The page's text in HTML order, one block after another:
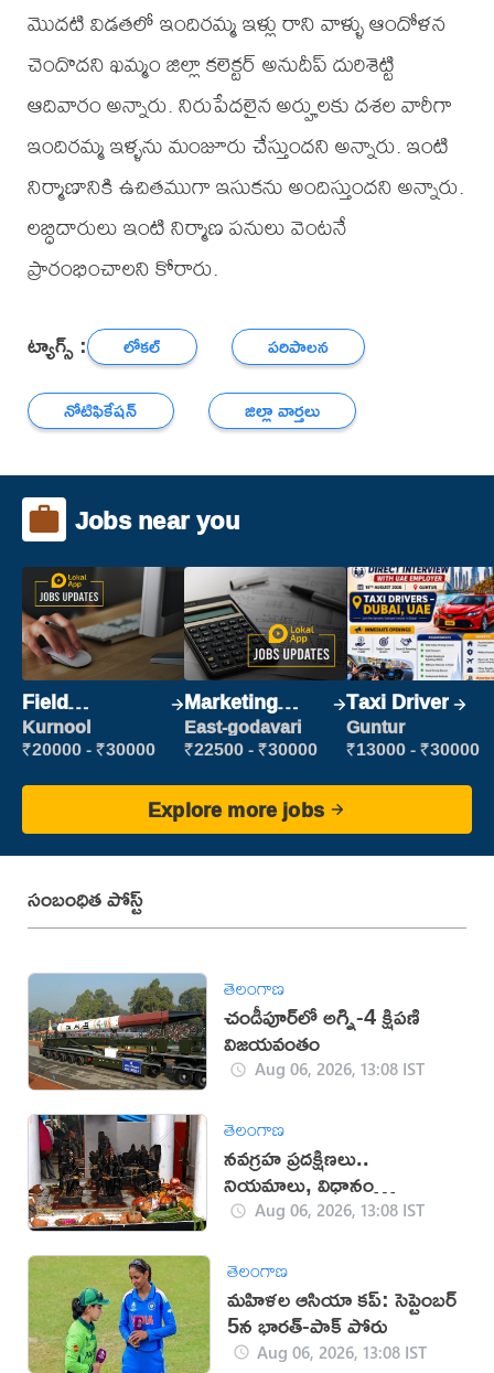
మొదటి విడతలో ఇందిరమ్మ ఇళ్లు రాని వాళ్ళు ఆందోళన
చెందొదని ఖమ్మం జిల్లా కలెక్టర్ అనుదీప్ దురిశెట్టి
ఆదివారం అన్నారు. నిరుపేదలైన అర్హులకు దశల వారీగా
ఇందిరమ్మ ఇళ్ళను మంజూరు చేస్తుందని అన్నారు. ఇంటి
నిర్మాణానికి ఉచితముగా ఇసుకను అందిస్తుందని అన్నారు.
లబ్ధిదారులు ఇంటి నిర్మాణ పనులు వెంటనే
ప్రారంభించాలని కోరారు.
ట్యాగ్స్ : లోకల్
పరిపాలన
నోటిఫికేషన్
జిల్లా వార్తలు
Jobs near you
Field
Marketing
Executive
Kurnool
₹20000 - ₹30000
Marketing
Executive
East-godavari
₹22500 - ₹30000
Taxi Driver
Guntur
₹13000 - ₹30000
Explore more jobs
సంబంధిత పోస్ట్
తెలంగాణ
చండీపూర్‌లో అగ్ని-4 క్షిపణి
విజయవంతం
Aug 06, 2026, 13:08 IST
తెలంగాణ
నవగ్రహ ప్రదక్షిణలు..
నియమాలు, విధానం
తెలుసుకోండి
Aug 06, 2026, 13:08 IST
తెలంగాణ
మహిళల ఆసియా కప్‌: సెప్టెంబర్
5న భారత్-పాక్ పోరు
Aug 06, 2026, 13:08 IST